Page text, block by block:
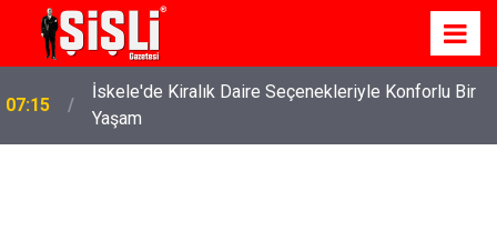
07:15
İskele'de Kiralık Daire Seçenekleriyle Konforlu Bir
Yaşam